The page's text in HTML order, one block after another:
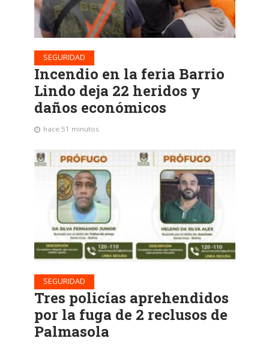
SEGURIDAD
Incendio en la feria Barrio
Lindo deja 22 heridos y
daños económicos
hace 51 minutos
SEGURIDAD
Tres policías aprehendidos
por la fuga de 2 reclusos de
Palmasola